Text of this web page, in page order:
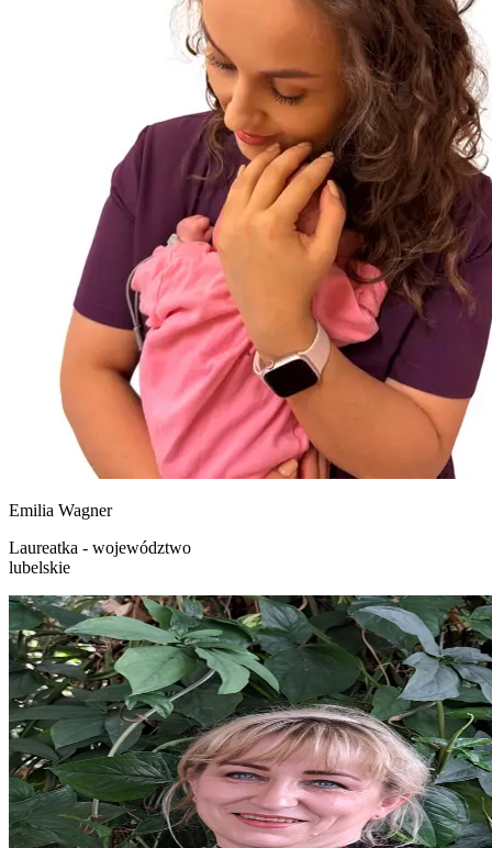
Emilia Wagner
Laureatka - województwo
lubelskie